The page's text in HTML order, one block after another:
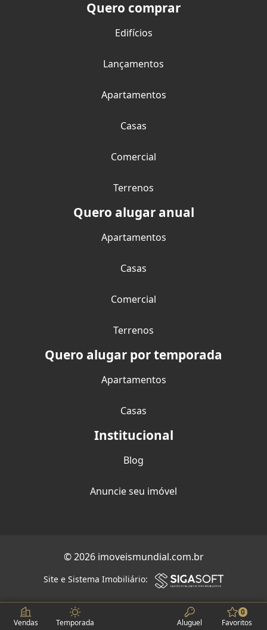
Quero comprar
Edifícios
Lançamentos
Apartamentos
Casas
Comercial
Terrenos
Quero alugar anual
Apartamentos
Casas
Comercial
Terrenos
Quero alugar por temporada
Apartamentos
Casas
Institucional
Blog
Anuncie seu imóvel
© 2026 imoveismundial.com.br
Site e Sistema Imobiliário:
Vendas Temporada Aluguel
0
Favoritos